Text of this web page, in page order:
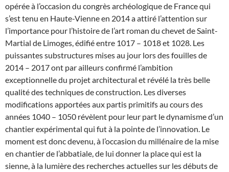
opérée à l’occasion du congrès archéologique de France qui
s’est tenu en Haute-Vienne en 2014 a attiré l’attention sur
l’importance pour l’histoire de l’art roman du chevet de Saint-
Martial de Limoges, édifié entre 1017 – 1018 et 1028. Les
puissantes substructures mises au jour lors des fouilles de
2014 – 2017 ont par ailleurs confirmé l’ambition
exceptionnelle du projet architectural et révélé la très belle
qualité des techniques de construction. Les diverses
modifications apportées aux partis primitifs au cours des
années 1040 – 1050 révèlent pour leur part le dynamisme d’un
chantier expérimental qui fut à la pointe de l’innovation. Le
moment est donc devenu, à l’occasion du millénaire de la mise
en chantier de l’abbatiale, de lui donner la place qui est la
sienne, à la lumière des recherches actuelles sur les débuts de